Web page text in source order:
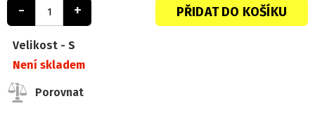
- + PŘIDAT DO KOŠÍKU
Velikost - S
Není skladem
Porovnat